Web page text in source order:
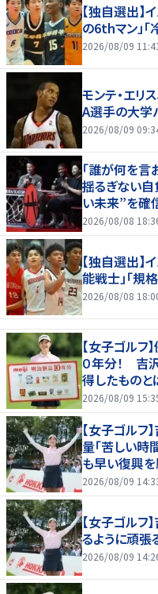
【独自選出】
の6thマン」
2026/08/09 11:41
モンテ・エリ
A選手の大学
2026/08/09
「誰が何を言
揺るぎない
い未来”を確
2026/08/08
【独自選出】
能戦士」「規
2026/08/08
【女子ゴルフ
０年分！ 吉
得したものと
2026/08/09
【女子ゴル
量「苦しい時
も早い復興を
2026/08/09
【女子ゴルフ
るように頑
2026/08/09